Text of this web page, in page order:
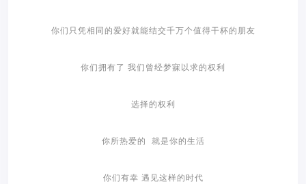
你们只凭相同的爱好就能结交千万个值得干杯的朋友
你们拥有了 我们曾经梦寐以求的权利
选择的权利
你所热爱的 就是你的生活
你们有幸 遇见这样的时代